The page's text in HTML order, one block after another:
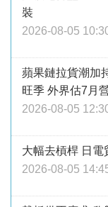
裝
2026-08-05
蘋果鏈拉貨潮加
旺季 外界估7月
2026-08-05
大幅去槓桿 日電
2026-08-05